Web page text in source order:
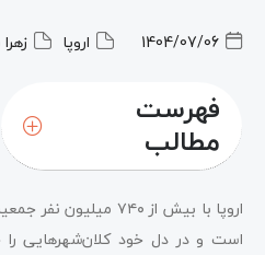
1404/07/06 اروپا
فهرست
مطالب
اروپا با بیش از ۷۴۰
است و در دل خود کلان‌شهرهایی را